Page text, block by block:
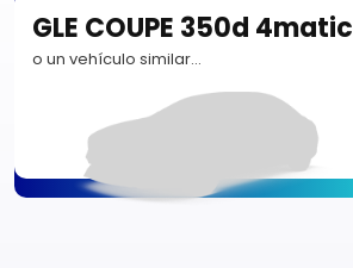
GLE COUPE 350d 4matic
o un vehículo similar…